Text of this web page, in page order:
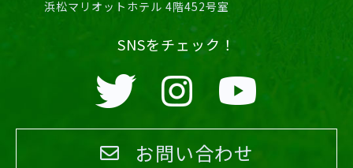
浜松マリオットホテル 4階452号室
SNSをチェック！
お問い合わせ